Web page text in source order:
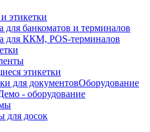
этикетки
для банкоматов и терминалов
для ККМ, POS-терминалов
этикетки
для документовОборудование
- оборудование
для досок